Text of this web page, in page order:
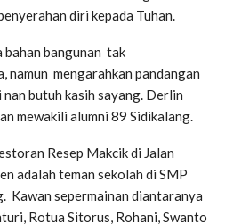
diri kepada Tuhan.
bahan bangunan tak
namun mengarahkan pandangan
nan butuh kasih sayang. Derlin
mewakili alumni 89 Sidikalang.
Resep Makcik di Jalan
adalah teman sekolah di SMP
Kawan sepermainan diantaranya
Rotua Sitorus, Rohani, Swanto